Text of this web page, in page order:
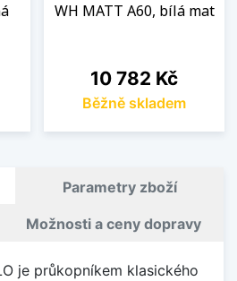
WH MATT A60, bílá mat
Cena
10 782 Kč
Běžně skladem
Parametry zboží
Možnosti a ceny dopravy
je průkopníkem klasického